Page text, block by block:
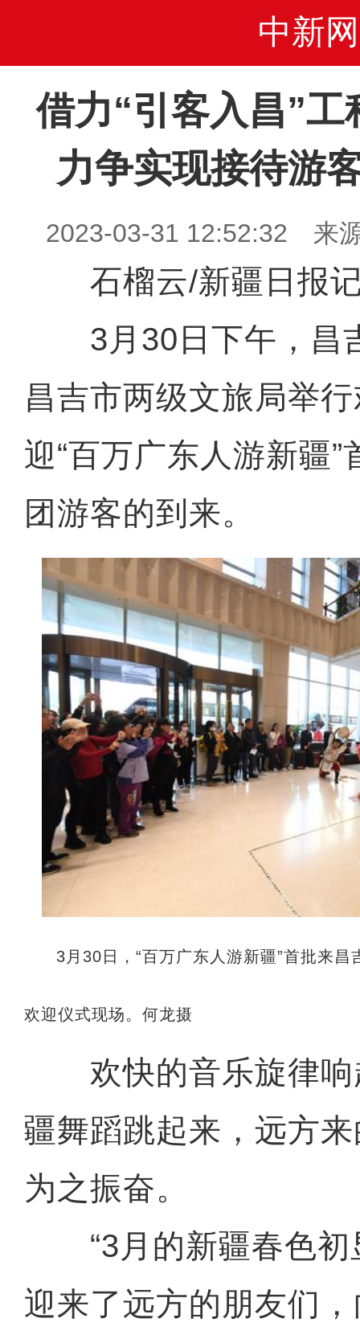
中新网
借力“引客入昌”
力争实现接待游
2023-03-31 12:52:32 来
石榴云/新疆日报记
3月30日下午，昌
昌吉市两级文旅局举
迎“百万广东人游新疆
团游客的到来。
3月30日，“百万广东人游新疆”首批来
欢迎仪式现场。何龙摄
欢快的音乐旋律响
疆舞蹈跳起来，远方
为之振奋。
“3月的新疆春色初
迎来了远方的朋友们